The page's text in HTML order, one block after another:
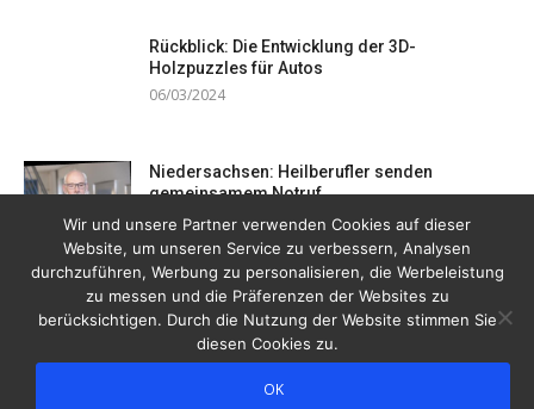
Rückblick: Die Entwicklung der 3D-
Holzpuzzles für Autos
06/03/2024
Niedersachsen: Heilberufler senden
gemeinsamem Notruf
19/12/2023
Wir und unsere Partner verwenden Cookies auf dieser
Website, um unseren Service zu verbessern, Analysen
durchzuführen, Werbung zu personalisieren, die Werbeleistung
zu messen und die Präferenzen der Websites zu
berücksichtigen. Durch die Nutzung der Website stimmen Sie
diesen Cookies zu.
OK